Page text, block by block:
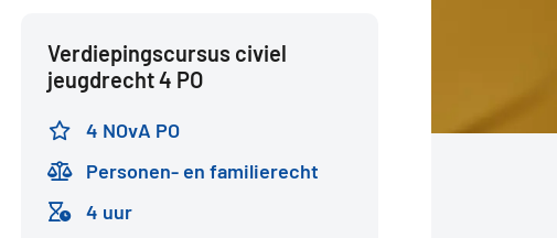
Verdiepingscursus civiel
jeugdrecht 4 PO
4 NOvA PO
Personen- en familierecht
4 uur